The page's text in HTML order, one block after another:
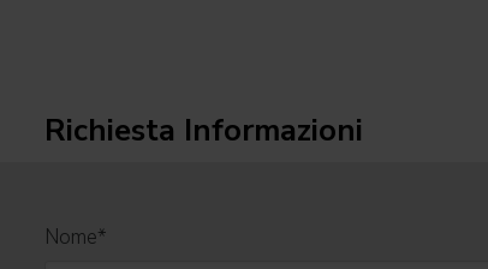
Richiesta Informazioni
Nome*